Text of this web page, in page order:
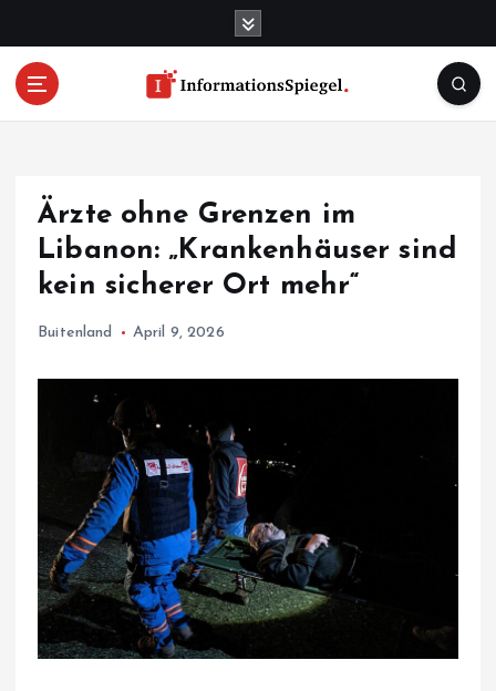
Ärzte ohne Grenzen im
Libanon: „Krankenhäuser sind
kein sicherer Ort mehr“
Buitenland April 9, 2026